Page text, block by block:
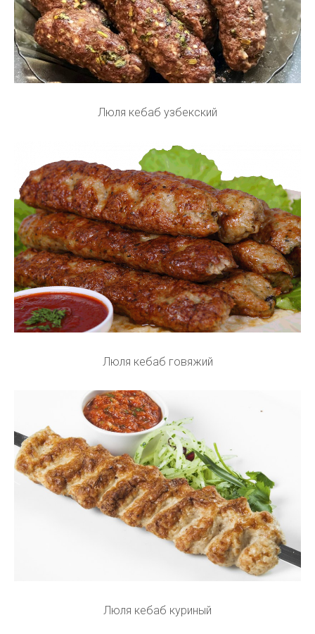
Люля кебаб узбекский
Люля кебаб говяжий
Люля кебаб куриный